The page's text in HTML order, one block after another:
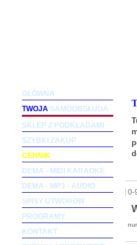
0-
GŁÓWNA
TWOJA SAMOOBSŁUGA
SKLEP Z PODKŁADAMI
SZYBKI ZAKUP
CENNIK
DEMA - MIDI KARAOKE
DEMA - MP3 - AUDIO
SPISY UTWORÓW
PROGRAMY
KONTAKT